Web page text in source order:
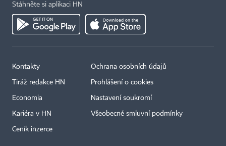
Stáhněte si aplikaci HN
Kontakty
Tiráž redakce HN
Economia
Kariéra v HN
Ceník inzerce
Ochrana osobních údajů
Prohlášení o cookies
Nastavení soukromí
Všeobecné smluvní podmínky